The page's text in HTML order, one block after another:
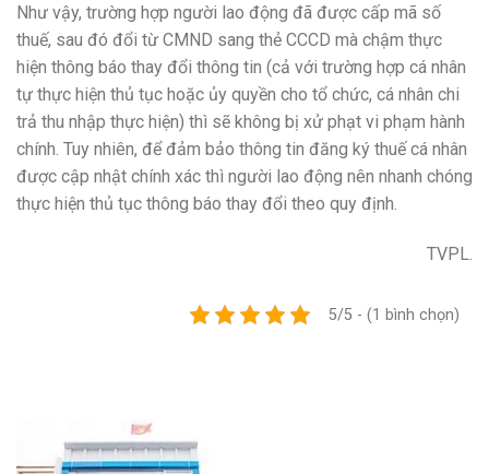
Như vậy, trường hợp người lao động đã được cấp mã số
thuế, sau đó đổi từ CMND sang thẻ CCCD mà chậm thực
hiện thông báo thay đổi thông tin (cả với trường hợp cá nhân
tự thực hiện thủ tục hoặc ủy quyền cho tổ chức, cá nhân chi
trả thu nhập thực hiện) thì sẽ không bị xử phạt vi phạm hành
chính. Tuy nhiên, để đảm bảo thông tin đăng ký thuế cá nhân
được cập nhật chính xác thì người lao động nên nhanh chóng
thực hiện thủ tục thông báo thay đổi theo quy định.
TVPL.
5/5 - (1 bình chọn)